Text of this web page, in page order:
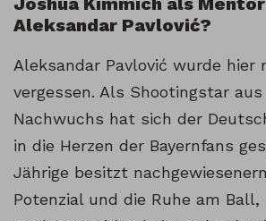
Aleksandar Pavlović?
Aleksandar Pavlović wurde
vergessen. Als Shootingstar aus
Nachwuchs hat sich der
in die Herzen der Bayernfans
Jährige besitzt
Potenzial und die Ruhe am